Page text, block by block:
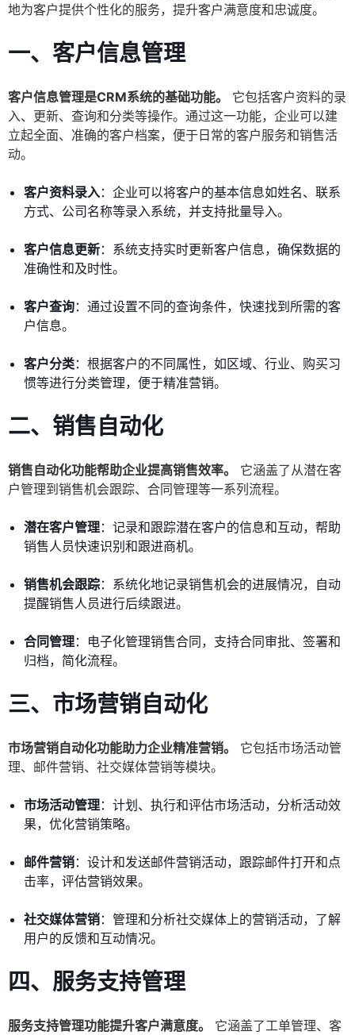
地为客户提供个性化的服务，提升客户满意度和忠诚度。
一、客户信息管理
客户信息管理是CRM系统的基础功能。
它包括客户资料的录
入、更新、查询和分类等操作。通过这一功能，企业可以建
立起全面、准确的客户档案，便于日常的客户服务和销售活
动。
客户资料录入：企业可以将客户的基本信息如姓名、联系
方式、公司名称等录入系统，并支持批量导入。
客户信息更新：系统支持实时更新客户信息，确保数据的
准确性和及时性。
客户查询：通过设置不同的查询条件，快速找到所需的客
户信息。
客户分类：根据客户的不同属性，如区域、行业、购买习
惯等进行分类管理，便于精准营销。
二、销售自动化
销售自动化功能帮助企业提高销售效率。
它涵盖了从潜在客
户管理到销售机会跟踪、合同管理等一系列流程。
潜在客户管理：记录和跟踪潜在客户的信息和互动，帮助
销售人员快速识别和跟进商机。
销售机会跟踪：系统化地记录销售机会的进展情况，自动
提醒销售人员进行后续跟进。
合同管理：电子化管理销售合同，支持合同审批、签署和
归档，简化流程。
三、市场营销自动化
市场营销自动化功能助力企业精准营销。
它包括市场活动管
理、邮件营销、社交媒体营销等模块。
市场活动管理：计划、执行和评估市场活动，分析活动效
果，优化营销策略。
邮件营销：设计和发送邮件营销活动，跟踪邮件打开和点
击率，评估营销效果。
社交媒体营销：管理和分析社交媒体上的营销活动，了解
用户的反馈和互动情况。
四、服务支持管理
服务支持管理功能提升客户满意度。
它涵盖了工单管理、客